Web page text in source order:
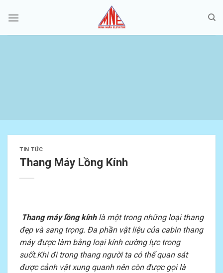
TIN TỨC
Thang Máy Lồng Kính
Thang máy lồng kínhlà một trong những loại thang
đẹp và sang trọng. Đa phần vật liệu của cabin thang
máy được làm bằng loại kính cường lực trong
suốt.Khi đi trong thang người ta có thể quan sát
được cảnh vật xung quanh nên còn được gọi là